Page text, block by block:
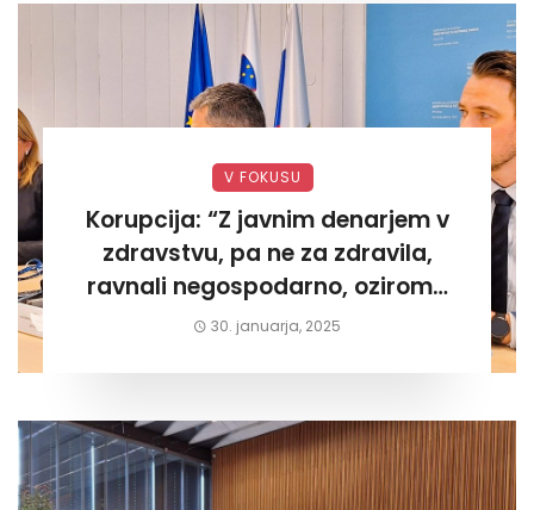
V FOKUSU
Korupcija: “Z javnim denarjem v
zdravstvu, pa ne za zdravila,
ravnali negospodarno, oziroma
za lastni žep. Tokrat na Žalskem«
30. januarja, 2025